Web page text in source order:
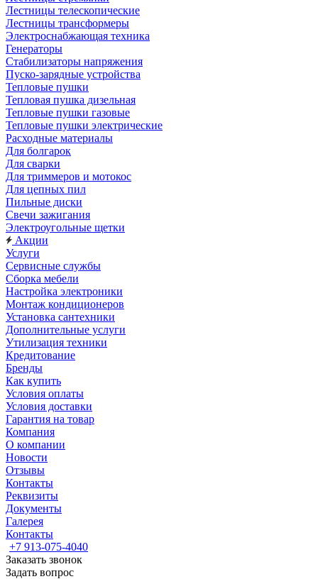
Лестницы телескопические
Лестницы трансформеры
Электроснабжающая техника
Генераторы
Стабилизаторы напряжения
Пуско-зарядные устройства
Тепловые пушки
Тепловая пушка дизельная
Тепловые пушки газовые
Тепловые пушки электрические
Расходные материалы
Для болгарок
Для сварки
Для триммеров и мотокос
Для цепных пил
Пильные диски
Свечи зажигания
Электроугольные щетки
Акции
Услуги
Сервисные службы
Сборка мебели
Настройка электроники
Монтаж кондиционеров
Установка сантехники
Дополнительные услуги
Утилизация техники
Кредитование
Бренды
Как купить
Условия оплаты
Условия доставки
Гарантия на товар
Компания
О компании
Новости
Отзывы
Контакты
Реквизиты
Документы
Галерея
Контакты
+7 913-075-4040
Заказать звонок
Задать вопрос